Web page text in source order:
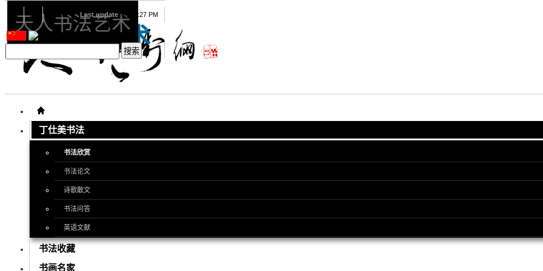
天人书法艺术
丁仕美书法
书法欣赏
书法论文
诗歌散文
书法问答
英语文献
书法收藏
书画名家
08 06 2026 Last update 08:15:27 PM
天人书法艺术